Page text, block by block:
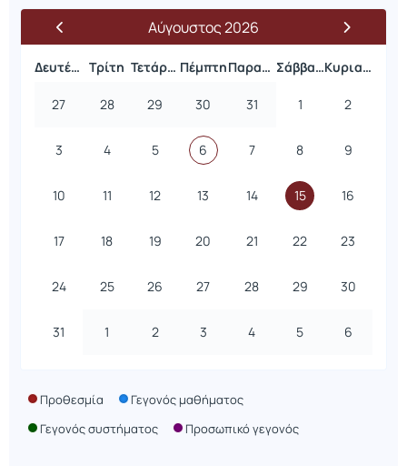
Αύγουστος 2026
Δευτέρα Τρίτη Τετάρτη Πέμπτη Παρασκευή Σάββατο Κυριακή
27 28 29 30 31 1 2
3 4 5 6 7 8 9
10 11 12 13 14 15 16
17 18 19 20 21 22 23
24 25 26 27 28 29 30
31 1 2 3 4 5 6
Προθεσμία
Γεγονός μαθήματος
Γεγονός συστήματος
Προσωπικό γεγονός